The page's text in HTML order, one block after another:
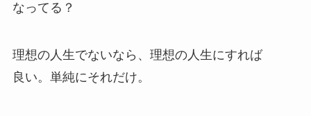
なってる？
理想の人生でないなら、理想の人生にすれば
良い。単純にそれだけ。